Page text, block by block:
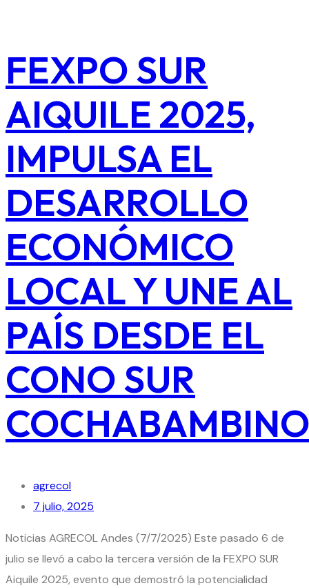
FEXPO SUR
AIQUILE 2025,
IMPULSA EL
DESARROLLO
ECONÓMICO
LOCAL Y UNE AL
PAÍS DESDE EL
CONO SUR
COCHABAMBINO
agrecol
7 julio, 2025
Noticias AGRECOL Andes (7/7/2025) Este pasado 6 de
julio se llevó a cabo la tercera versión de la FEXPO SUR
Aiquile 2025, evento que demostró la potencialidad